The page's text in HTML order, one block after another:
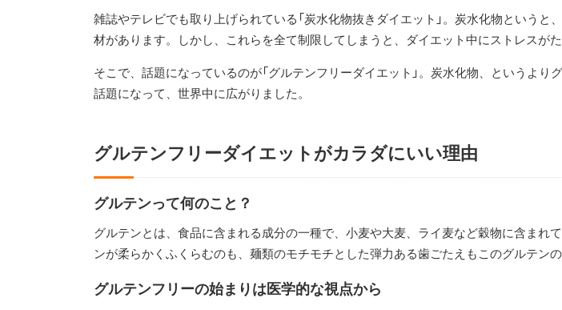
雑誌やテレビでも取り上げられている「炭水化物抜きダイエット」。炭水化物という
材があります。しかし、これらを全て制限してしまうと、ダイエット中にストレスが
そこで、話題になっているのが「グルテンフリーダイエット」。炭水化物、というよ
話題になって、世界中に広がりました。
グルテンフリーダイエットがカラダにいい理由
グルテンって何のこと？
グルテンとは、食品に含まれる成分の一種で、小麦や大麦、ライ麦など穀物に含ま
ンが柔らかくふくらむのも、麺類のモチモチとした弾力ある歯ごたえもこのグルテンの
グルテンフリーの始まりは医学的な視点から